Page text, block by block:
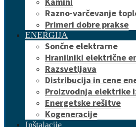
Razno-varčevanje
Primeri dobre prakse
ENERGIJA
Sončne elektrarne
Hranilniki električne
Razsvetljava
Distribucija in cene
Proizvodnja elektrike
Energetske rešitve
Kogeneracije
Inštalacije